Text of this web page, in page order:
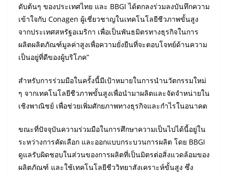
ดับต้นๆ ของประเทศไทย และ BBGI ได้ตกลงร่วมลงบันทึกความ
เข้าใจกับ Conagen ผู้เชี่ยวชาญในเทคโนโลยีชีวภาพขั้นสูง
จากประเทศสหรัฐอเมริกา เพื่อเป็นพันธมิตรทางธุรกิจในการ
ผลิตผลิตภัณฑ์มูลค่าสูงเพื่อความยั่งยืนที่จะตอบโจทย์ด้านความ
เป็นอยู่ที่ดีของผู้บริโภค”
สำหรับการร่วมมือในครั้งนี้มีเป้าหมายในการนำนวัตกรรมใหม่
ๆ จากเทคโนโลยีชีวภาพขั้นสูงเพื่อนำมาผลิตและจัดจำหน่ายใน
เชิงพาณิชย์ เพื่อช่วยเพิ่มศักยภาพทางธุรกิจและกำไรในอนาคต
ขณะที่ปัจจุบันความร่วมมือในการศึกษาความเป็นไปได้นี้อยู่ใน
ระหว่างการคัดเลือก และออกแบบกระบวนการผลิต โดย BBGI
ดูแลรับผิดชอบในส่วนของการผลิตที่เป็นมิตรต่อสิ่งแวดล้อมของ
ผลิตภัณฑ์ และใช้เทคโนโลยีชีววิทยาสังเคราะห์ขั้นสูง ซึ่ง